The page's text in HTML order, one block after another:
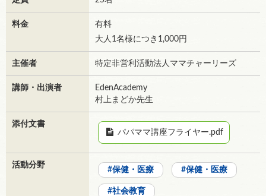
料金
有料
大人1名様につき1,000円
主催者 特定非営利活動法人ママチャーリーズ
講師・出演者
EdenAcademy
村上まどか先生
添付文書
パパママ講座フライヤー.pdf
活動分野
保健・医療 保健・医療
社会教育